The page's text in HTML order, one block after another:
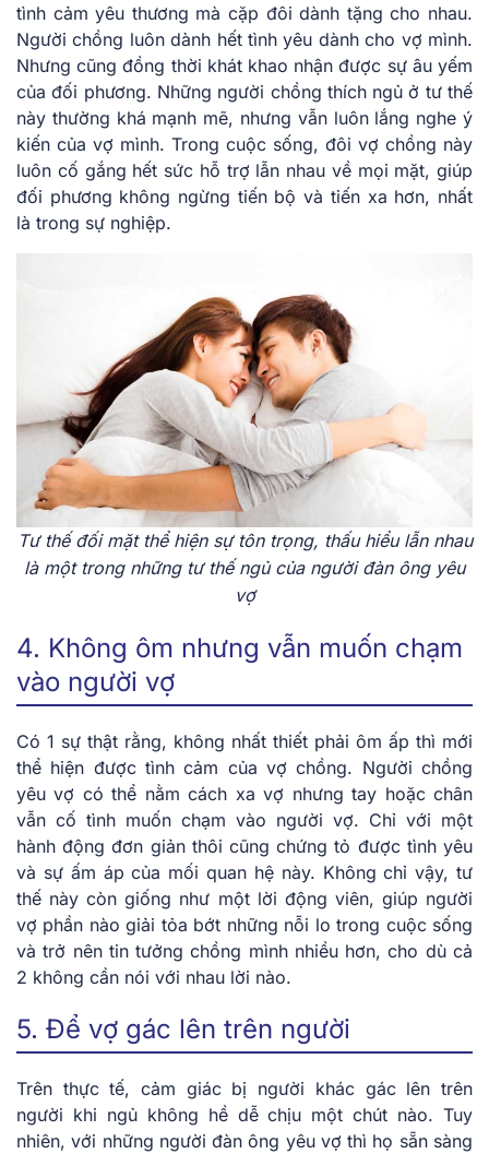
tình cảm yêu thương mà cặp đôi dành tặng cho nhau.
Người chồng luôn dành hết tình yêu dành cho vợ mình.
Nhưng cũng đồng thời khát khao nhận được sự âu yếm
của đối phương. Những người chồng thích ngủ ở tư thế
này thường khá mạnh mẽ, nhưng vẫn luôn lắng nghe ý
kiến của vợ mình. Trong cuộc sống, đôi vợ chồng này
luôn cố gắng hết sức hỗ trợ lẫn nhau về mọi mặt, giúp
đối phương không ngừng tiến bộ và tiến xa hơn, nhất
là trong sự nghiệp.
Tư thế đối mặt thể hiện sự tôn trọng, thấu hiểu lẫn nhau
là một trong những tư thế ngủ của người đàn ông yêu
vợ
4. Không ôm nhưng vẫn muốn chạm
vào người vợ
Có 1 sự thật rằng, không nhất thiết phải ôm ấp thì mới
thể hiện được tình cảm của vợ chồng. Người chồng
yêu vợ có thể nằm cách xa vợ nhưng tay hoặc chân
vẫn cố tình muốn chạm vào người vợ. Chỉ với một
hành động đơn giản thôi cũng chứng tỏ được tình yêu
và sự ấm áp của mối quan hệ này. Không chỉ vậy, tư
thế này còn giống như một lời động viên, giúp người
vợ phần nào giải tỏa bớt những nỗi lo trong cuộc sống
và trở nên tin tưởng chồng mình nhiều hơn, cho dù cả
2 không cần nói với nhau lời nào.
5. Để vợ gác lên trên người
Trên thực tế, cảm giác bị người khác gác lên trên
người khi ngủ không hề dễ chịu một chút nào. Tuy
nhiên, với những người đàn ông yêu vợ thì họ sẵn sàng